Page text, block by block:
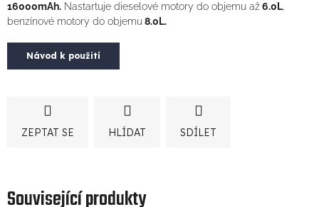
16000mAh. Nastartuje dieselové motory do objemu až6.0L,
benzínové motory do objemu8.0L.
Návod k použití
ZEPTAT SE HLÍDAT SDÍLET
Související produkty